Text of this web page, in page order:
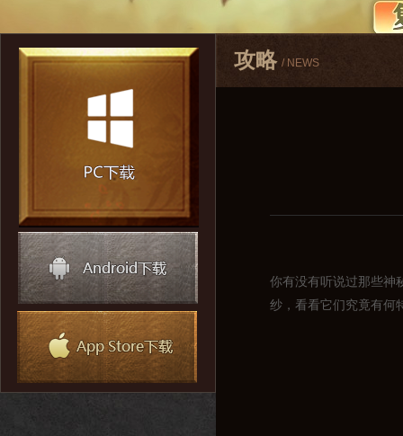
攻略 / NEWS
你有没有听说过那些神
纱，看看它们究竟有何